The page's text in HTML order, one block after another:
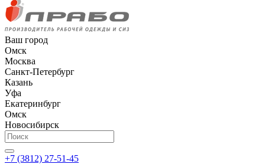
Ваш город
Омск
Москва
Санкт-Петербург
Казань
Уфа
Екатеринбург
Омск
Новосибирск
+7 (3812) 27-51-45